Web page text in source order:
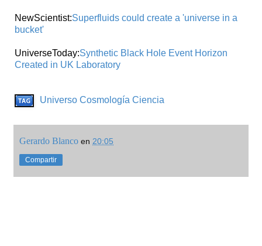
NewScientist:Superfluids could create a 'universe in a
bucket'
UniverseToday:Synthetic Black Hole Event Horizon
Created in UK Laboratory
Universo Cosmología Ciencia
Gerardo Blanco en 20:05
Compartir